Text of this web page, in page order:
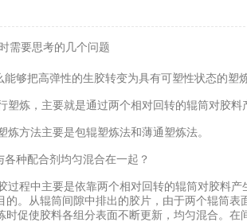
需要思考的几个问题
能够把高弹性的生胶转变为具有可塑性状态的塑
塑炼，主要就是通过两个相对回转的辊筒对胶
方法主要是包辊塑炼法和薄通塑炼法。
各种配合剂均匀混合在一起？
过程中主要是依靠两个相对回转的辊筒对胶料
的。从辊筒间隙中排出的胶片，由于两个辊筒
时促使胶料各组分表面不断更新，均匀混合。